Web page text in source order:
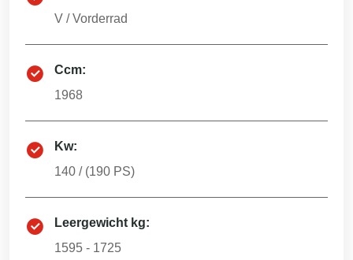
V /Vorderrad
Ccm:
1968
Kw:
140 / (190 PS)
Leergewicht kg:
1595 - 1725